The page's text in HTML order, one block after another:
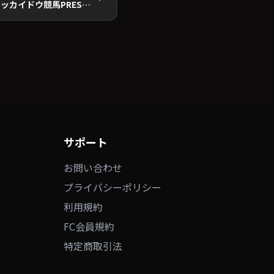
【無観客ライブ配信】4/4(土)ホッカイドウ競馬PRESENTS「上杉周大 ONE MAN LIVE～2020年 春～」
サポート
お問い合わせ
プライバシーポリシー
利用規約
FC会員規約
特定商取引法